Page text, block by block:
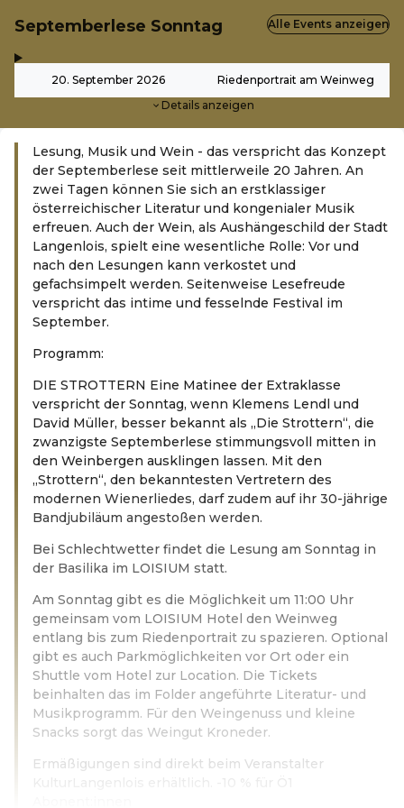
Septemberlese Sonntag
20. September 2026 Riedenportrait am Weinweg
Details anzeigen
Alle Events anzeigen
Lesung, Musik und Wein - das verspricht das Konzept
der Septemberlese seit mittlerweile 20 Jahren. An
zwei Tagen können Sie sich an erstklassiger
österreichischer Literatur und kongenialer Musik
erfreuen. Auch der Wein, als Aushängeschild der Stadt
Langenlois, spielt eine wesentliche Rolle: Vor und
nach den Lesungen kann verkostet und
gefachsimpelt werden. Seitenweise Lesefreude
verspricht das intime und fesselnde Festival im
September.
Programm:
DIE STROTTERN Eine Matinee der Extraklasse
verspricht der Sonntag, wenn Klemens Lendl und
David Müller, besser bekannt als „Die Strottern“, die
zwanzigste Septemberlese stimmungsvoll mitten in
den Weinbergen ausklingen lassen. Mit den
„Strottern“, den bekanntesten Vertretern des
modernen Wienerliedes, darf zudem auf ihr 30-jährige
Bandjubiläum angestoßen werden.
Bei Schlechtwetter findet die Lesung am Sonntag in
der Basilika im LOISIUM statt.
Am Sonntag gibt es die Möglichkeit um 11:00 Uhr
gemeinsam vom LOISIUM Hotel den Weinweg
entlang bis zum Riedenportrait zu spazieren. Optional
gibt es auch Parkmöglichkeiten vor Ort oder ein
Shuttle vom Hotel zur Location. Die Tickets
beinhalten das im Folder angeführte Literatur- und
Musikprogramm. Für den Weingenuss und kleine
Snacks sorgt das Weingut Kroneder.
Ermäßigungen sind direkt beim Veranstalter